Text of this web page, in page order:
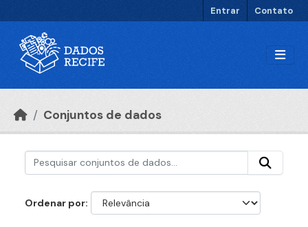
Entrar Contato
Conjuntos de dados
Ordenar por